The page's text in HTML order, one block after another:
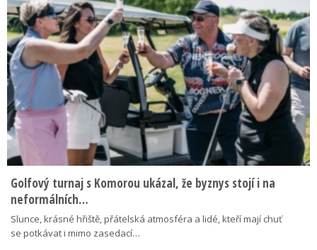
Golfový turnaj s Komorou ukázal, že byznys stojí i na
neformálních…
Slunce, krásné hřiště, přátelská atmosféra a lidé, kteří mají chuť
se potkávat i mimo zasedací…